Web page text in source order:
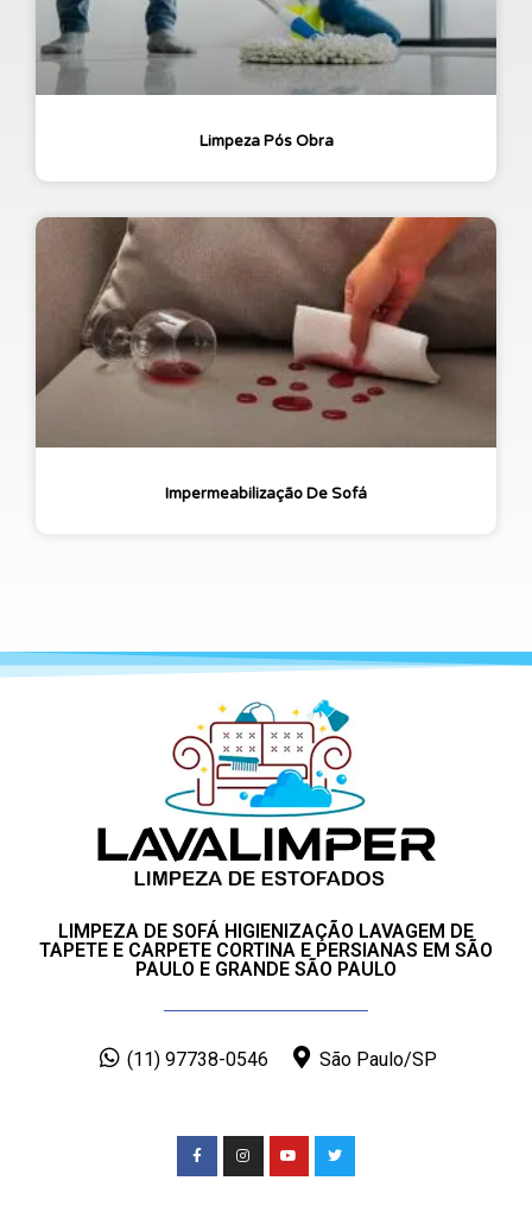
Limpeza Pós Obra
Impermeabilização De Sofá
LIMPEZA DE SOFÁ HIGIENIZAÇÃO LAVAGEM DE
TAPETE E CARPETE CORTINA E PERSIANAS EM SÃO
PAULO E GRANDE SÃO PAULO
(11) 97738-0546 São Paulo/SP